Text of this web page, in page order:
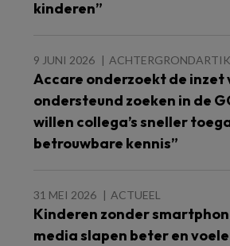
kinderen”
9 JUNI 2026
Accare onderzoekt de inzet
ondersteund zoeken in de
willen collega’s sneller
betrouwbare kennis”
31 MEI 2026 ACTUEEL
Kinderen zonder
media slapen beter en